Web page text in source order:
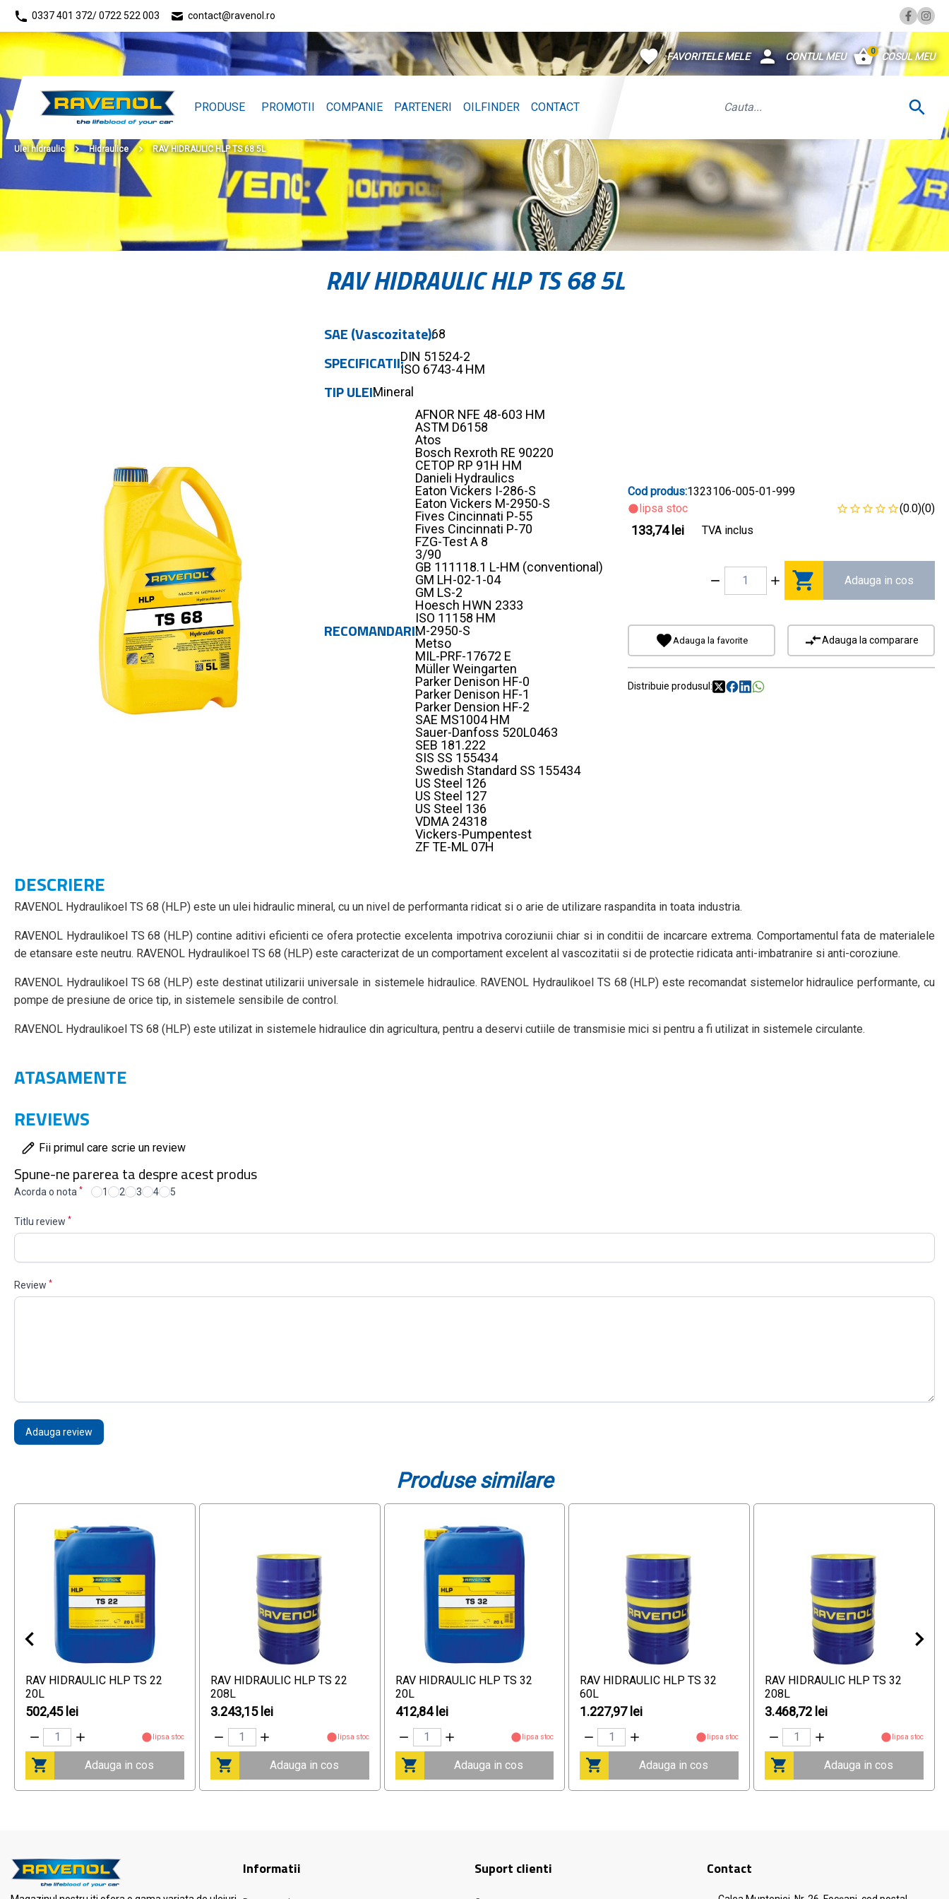
0337 401 372/ 0722 522 003 contact@ravenol.ro
FAVORITELE MELE CONTUL MEU 0 COSUL MEU
PRODUSE PROMOTII COMPANIE PARTENERI OILFINDER CONTACT
Ulei hidraulic Hidraulice RAV HIDRAULIC HLP TS 68 5L
RAV HIDRAULIC HLP TS 68 5L
SAE (Vascozitate)68
SPECIFICATIIDIN 51524-2
ISO 6743-4 HM
TIP ULEIMineral
RECOMANDARI
AFNOR NFE 48-603 HM
ASTM D6158
Atos
Bosch Rexroth RE 90220
CETOP RP 91H HM
Danieli Hydraulics
Eaton Vickers I-286-S
Eaton Vickers M-2950-S
Fives Cincinnati P-55
Fives Cincinnati P-70
FZG-Test A 8
3/90
GB 111118.1 L-HM (conventional)
GM LH-02-1-04
GM LS-2
Hoesch HWN 2333
ISO 11158 HM
M-2950-S
Metso
MIL-PRF-17672 E
Müller Weingarten
Parker Denison HF-0
Parker Denison HF-1
Parker Dension HF-2
SAE MS1004 HM
Sauer-Danfoss 520L0463
SEB 181.222
SIS SS 155434
Swedish Standard SS 155434
US Steel 126
US Steel 127
US Steel 136
VDMA 24318
Vickers-Pumpentest
ZF TE-ML 07H
Cod produs:1323106-005-01-999
lipsa stoc
(0.0)(0)
133,74 lei TVA inclus
Adauga in cos
Adauga la favorite Adauga la comparare
Distribuie produsul:
DESCRIERE
RAVENOL Hydraulikoel TS 68 (HLP) este un ulei hidraulic mineral, cu un nivel de performanta ridicat si o arie de utilizare raspandita in toata industria.
RAVENOL Hydraulikoel TS 68 (HLP) contine aditivi eficienti ce ofera protectie excelenta impotriva coroziunii chiar si in conditii de incarcare extrema. Comportamentul fata de materialele
de etansare este neutru. RAVENOL Hydraulikoel TS 68 (HLP) este caracterizat de un comportament excelent al vascozitatii si de protectie ridicata anti-imbatranire si anti-coroziune.
RAVENOL Hydraulikoel TS 68 (HLP) este destinat utilizarii universale in sistemele hidraulice. RAVENOL Hydraulikoel TS 68 (HLP) este recomandat sistemelor hidraulice performante, cu
pompe de presiune de orice tip, in sistemele sensibile de control.
RAVENOL Hydraulikoel TS 68 (HLP) este utilizat in sistemele hidraulice din agricultura, pentru a deservi cutiile de transmisie mici si pentru a fi utilizat in sistemele circulante.
ATASAMENTE
REVIEWS
Fii primul care scrie un review
Spune-ne parerea ta despre acest produs
Acorda o nota * 1 2 3 4 5
Titlu review *
Review *
Adauga review
Produse similare
RAV HIDRAULIC HLP TS 22
20L
502,45 lei
lipsa stoc
Adauga in cos
RAV HIDRAULIC HLP TS 22
208L
3.243,15 lei
lipsa stoc
Adauga in cos
RAV HIDRAULIC HLP TS 32
20L
412,84 lei
lipsa stoc
Adauga in cos
RAV HIDRAULIC HLP TS 32
60L
1.227,97 lei
lipsa stoc
Adauga in cos
RAV HIDRAULIC HLP TS 32
208L
3.468,72 lei
lipsa stoc
Adauga in cos
Informatii Suport clienti Contact